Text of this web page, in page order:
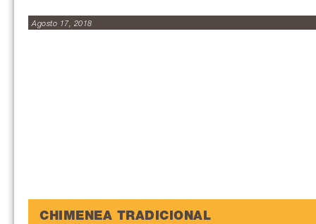
Agosto 17, 2018
CHIMENEA TRADICIONAL